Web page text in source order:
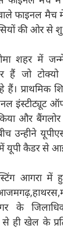
फाइनल
की ओर से
शहर में
जो टोक्यो
हैं। प्राथमिक
इंस्टीट्यूट
और
उन्हीने
कैडर से
आगरा में
के
ही खेल के